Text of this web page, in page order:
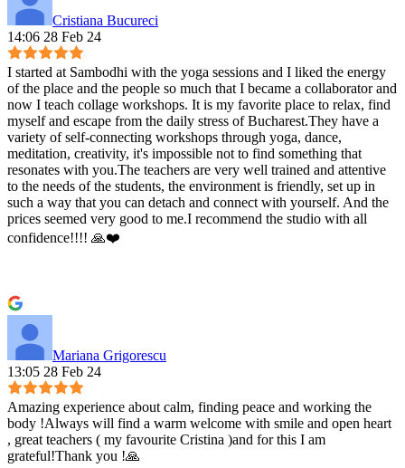
Cristiana Bucureci
14:06 28 Feb 24
I started at Sambodhi with the yoga sessions and I liked the energy
of the place and the people so much that I became a collaborator and
now I teach collage workshops. It is my favorite place to relax, find
myself and escape from the daily stress of Bucharest.They have a
variety of self-connecting workshops through yoga, dance,
meditation, creativity, it's impossible not to find something that
resonates with you.The teachers are very well trained and attentive
to the needs of the students, the environment is friendly, set up in
such a way that you can detach and connect with yourself. And the
prices seemed very good to me.I recommend the studio with all
confidence!!!! 🙏❤️
Mariana Grigorescu
13:05 28 Feb 24
Amazing experience about calm, finding peace and working the
body !Always will find a warm welcome with smile and open heart
, great teachers ( my favourite Cristina )and for this I am
grateful!Thank you !🙏